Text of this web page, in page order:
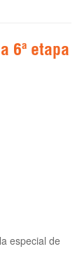
6ª etapa
especial de